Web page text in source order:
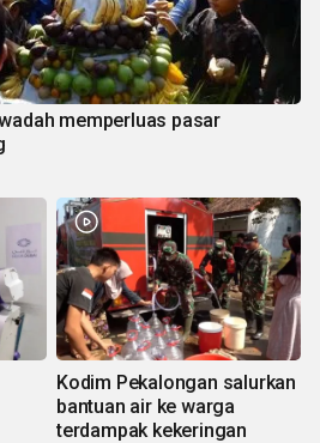
memperluas pasar
Kodim Pekalongan salurkan
bantuan air ke warga
terdampak kekeringan